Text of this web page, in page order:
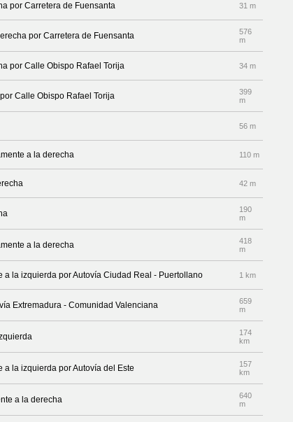
por Carretera de Fuensanta 31 m
por Carretera de Fuensanta
576
m
por Calle Obispo Rafael Torija 34 m
Calle Obispo Rafael Torija
399
m
56 m
a la derecha 110 m
42 m
190
m
a la derecha
418
m
a la izquierda por Autovía Ciudad Real - Puertollano 1 km
Extremadura - Comunidad Valenciana
659
m
174
km
a la izquierda por Autovía del Este
157
km
a la derecha
640
m